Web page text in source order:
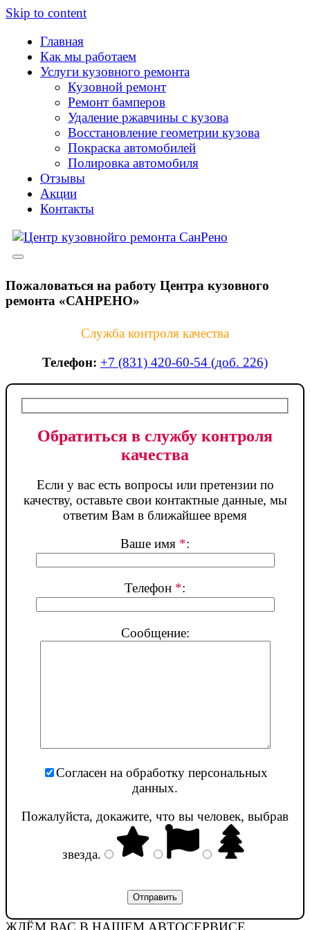
Skip to content
Главная
Как мы работаем
Услуги кузовного ремонта
Кузовной ремонт
Ремонт бамперов
Удаление ржавчины с кузова
Восстановление геометрии кузова
Покраска автомобилей
Полировка автомобиля
Отзывы
Акции
Контакты
Пожаловаться на работу Центра кузовного
ремонта «САНРЕНО»
Служба контроля качества
Телефон: +7 (831) 420-60-54 (доб. 226)
Обратиться в службу контроля
качества
Если у вас есть вопросы или претензии по
качеству, оставьте свои контактные данные, мы
ответим Вам в ближайшее время
Ваше имя *:
Телефон *:
Сообщение:
Согласен на обработку персональных
данных.
Пожалуйста, докажите, что вы человек, выбрав
звезда.
ЖДЁМ ВАС В НАШЕМ АВТОСЕРВИСЕ